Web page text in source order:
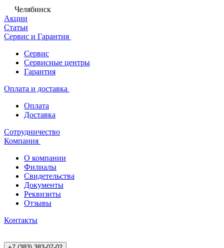
Челябинск
Акции
Статьи
Сервис и Гарантия
Сервис
Сервисные центры
Гарантия
Оплата и доставка
Оплата
Доставка
Сотрудничество
Компания
О компании
Филиалы
Свидетельства
Документы
Реквизиты
Отзывы
Контакты